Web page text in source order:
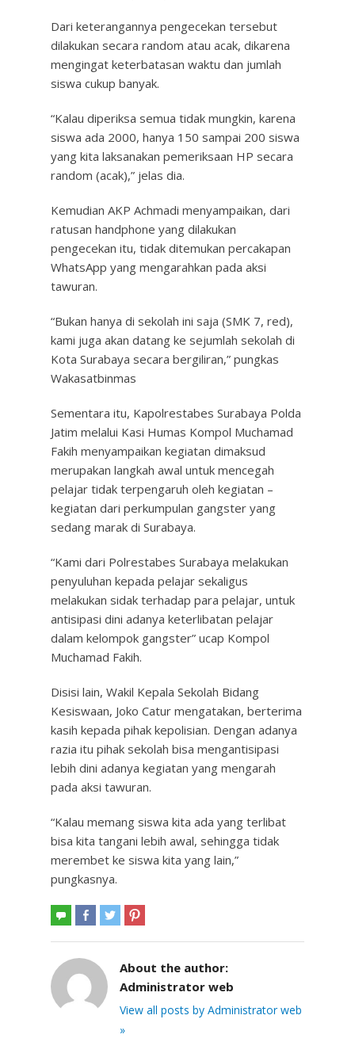
Dari keterangannya pengecekan tersebut
dilakukan secara random atau acak, dikarena
mengingat keterbatasan waktu dan jumlah
siswa cukup banyak.
“Kalau diperiksa semua tidak mungkin, karena
siswa ada 2000, hanya 150 sampai 200 siswa
yang kita laksanakan pemeriksaan HP secara
random (acak),” jelas dia.
Kemudian AKP Achmadi menyampaikan, dari
ratusan handphone yang dilakukan
pengecekan itu, tidak ditemukan percakapan
WhatsApp yang mengarahkan pada aksi
tawuran.
“Bukan hanya di sekolah ini saja (SMK 7, red),
kami juga akan datang ke sejumlah sekolah di
Kota Surabaya secara bergiliran,” pungkas
Wakasatbinmas
Sementara itu, Kapolrestabes Surabaya Polda
Jatim melalui Kasi Humas Kompol Muchamad
Fakih menyampaikan kegiatan dimaksud
merupakan langkah awal untuk mencegah
pelajar tidak terpengaruh oleh kegiatan –
kegiatan dari perkumpulan gangster yang
sedang marak di Surabaya.
“Kami dari Polrestabes Surabaya melakukan
penyuluhan kepada pelajar sekaligus
melakukan sidak terhadap para pelajar, untuk
antisipasi dini adanya keterlibatan pelajar
dalam kelompok gangster” ucap Kompol
Muchamad Fakih.
Disisi lain, Wakil Kepala Sekolah Bidang
Kesiswaan, Joko Catur mengatakan, berterima
kasih kepada pihak kepolisian. Dengan adanya
razia itu pihak sekolah bisa mengantisipasi
lebih dini adanya kegiatan yang mengarah
pada aksi tawuran.
“Kalau memang siswa kita ada yang terlibat
bisa kita tangani lebih awal, sehingga tidak
merembet ke siswa kita yang lain,”
pungkasnya.
About the author:
Administrator web
View all posts by Administrator web
»